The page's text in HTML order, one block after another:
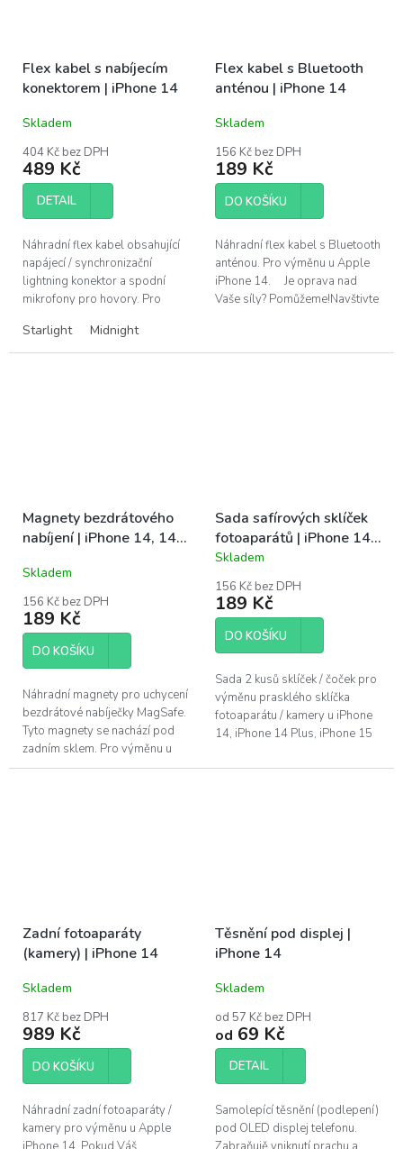
Flex kabel s nabíjecím
konektorem | iPhone 14
Skladem
404 Kč bez DPH
489 Kč
DETAIL
Náhradní flex kabel obsahující
napájecí / synchronizační
lightning konektor a spodní
mikrofony pro hovory. Pro
Starlight Midnight
Flex kabel s Bluetooth
anténou | iPhone 14
Skladem
156 Kč bez DPH
189 Kč
DO KOŠÍKU
Náhradní flex kabel s Bluetooth
anténou. Pro výměnu u Apple
iPhone 14. Je oprava nad
Vaše síly? Pomůžeme!Navštivte
Magnety bezdrátového
nabíjení | iPhone 14, 14
Skladem
156 Kč bez DPH
189 Kč
DO KOŠÍKU
Náhradní magnety pro uchycení
bezdrátové nabíječky MagSafe.
Tyto magnety se nachází pod
zadním sklem. Pro výměnu u
Apple iPhone 14 a iPhone 14
Sada safírových sklíček
fotoaparátů | iPhone 14,
14 Plus, 15, 15 Plus
Průměrné
produktu
je
5,0
hvězdiček.
Skladem
156 Kč bez DPH
189 Kč
DO KOŠÍKU
Sada 2 kusů sklíček / čoček pro
výměnu prasklého sklíčka
fotoaparátu / kamery u iPhone
14, iPhone 14 Plus, iPhone 15
vyrobena z safíru, stejně...
Zadní fotoaparáty
(kamery) | iPhone 14
Skladem
817 Kč bez DPH
989 Kč
DO KOŠÍKU
Náhradní zadní fotoaparáty /
kamery pro výměnu u Apple
Těsnění pod displej |
iPhone 14
Skladem
od 57 Kč bez DPH
od 69 Kč
DETAIL
Samolepící těsnění (podlepení)
pod OLED displej telefonu.